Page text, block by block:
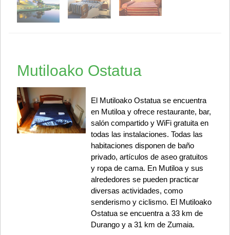
Mutiloako Ostatua
El Mutiloako Ostatua se encuentra
en Mutiloa y ofrece restaurante, bar,
salón compartido y WiFi gratuita en
todas las instalaciones. Todas las
habitaciones disponen de baño
privado, artículos de aseo gratuitos
y ropa de cama. En Mutiloa y sus
alrededores se pueden practicar
diversas actividades, como
senderismo y ciclismo. El Mutiloako
Ostatua se encuentra a 33 km de
Durango y a 31 km de Zumaia.